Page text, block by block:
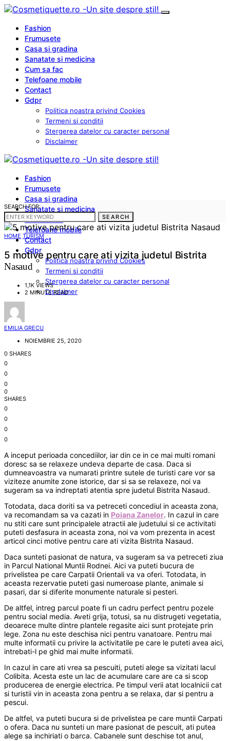
Fashion
Frumusete
Casa si gradina
Sanatate si medicina
Cum sa fac
Telefoane mobile
Contact
Gdpr
Politica noastra privind Cookies
Termeni si conditii
Stergerea datelor cu caracter personal
Disclaimer
Fashion
Frumusete
Casa si gradina
Sanatate si medicina
Cum sa fac
Telefoane mobile
Contact
Gdpr
Politica noastra privind Cookies
Termeni si conditii
Stergerea datelor cu caracter personal
Disclaimer
SEARCH FOR:
SEARCH
HOME TURISM
5 motive pentru care ati vizita judetul Bistrita
Nasaud
1,1K VIEWS
2 MINUTE READ
EMILIA GRECU
NOIEMBRIE 25, 2020
0 SHARES
0
0
0
0
SHARES
0
0
0
0
A inceput perioada concediilor, iar din ce in ce mai multi romani
doresc sa se relaxeze undeva departe de casa. Daca si
dumneavoastra va numarati printre sutele de turisti care vor sa
viziteze anumite zone istorice, dar si sa se relaxeze, noi va
sugeram sa va indreptati atentia spre judetul Bistrita Nasaud.
Totodata, daca doriti sa va petreceti concediul in aceasta zona,
va recomandam sa va cazati in Poiana Zanelor. In cazul in care
nu stiti care sunt principalele atractii ale judetului si ce activitati
puteti desfasura in aceasta zona, noi va vom prezenta in acest
articol cinci motive pentru care ati vizita Bistrita Nasaud.
Daca sunteti pasionat de natura, va sugeram sa va petreceti ziua
in Parcul National Muntii Rodnei. Aici va puteti bucura de
privelistea pe care Carpatii Orientali va va oferi. Totodata, in
aceasta rezervatie puteti gasi numeroase plante, animale si
pasari, dar si diferite monumente naturale si pesteri.
De altfel, intreg parcul poate fi un cadru perfect pentru pozele
pentru social media. Aveti grija, totusi, sa nu distrugeti vegetatia,
deoarece multe dintre plantele regasite aici sunt protejate prin
lege. Zona nu este deschisa nici pentru vanatoare. Pentru mai
multe informatii cu privire la activitatile pe care le puteti avea aici,
intrebati-l pe ghid mai multe informatii.
In cazul in care ati vrea sa pescuiti, puteti alege sa vizitati lacul
Colibita. Acesta este un lac de acumulare care are ca si scop
producerea de energie electrica. Pe timpul verii atat localnicii cat
si turistii vin in aceasta zona pentru a se relaxa, dar si pentru a
pescui.
De altfel, va puteti bucura si de privelistea pe care muntii Carpati
o ofera. Daca nu sunteti un mare pasionat de pescuit, ati putea
alege sa inchiriati o barca. Cabanele sunt deschise tot anul,